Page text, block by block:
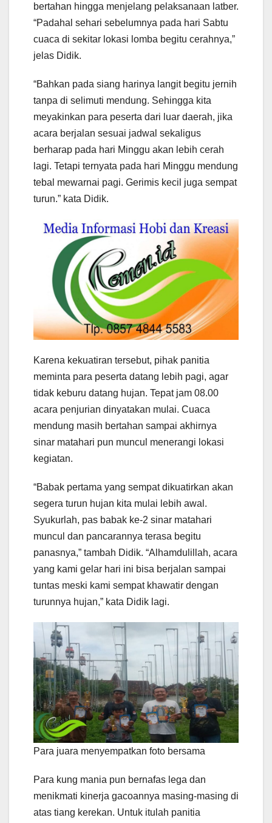
bertahan hingga menjelang pelaksanaan latber.
“Padahal sehari sebelumnya pada hari Sabtu
cuaca di sekitar lokasi lomba begitu cerahnya,”
jelas Didik.
“Bahkan pada siang harinya langit begitu jernih
tanpa di selimuti mendung. Sehingga kita
meyakinkan para peserta dari luar daerah, jika
acara berjalan sesuai jadwal sekaligus
berharap pada hari Minggu akan lebih cerah
lagi. Tetapi ternyata pada hari Minggu mendung
tebal mewarnai pagi. Gerimis kecil juga sempat
turun.” kata Didik.
Karena kekuatiran tersebut, pihak panitia
meminta para peserta datang lebih pagi, agar
tidak keburu datang hujan. Tepat jam 08.00
acara penjurian dinyatakan mulai. Cuaca
mendung masih bertahan sampai akhirnya
sinar matahari pun muncul menerangi lokasi
kegiatan.
“Babak pertama yang sempat dikuatirkan akan
segera turun hujan kita mulai lebih awal.
Syukurlah, pas babak ke-2 sinar matahari
muncul dan pancarannya terasa begitu
panasnya,” tambah Didik. “Alhamdulillah, acara
yang kami gelar hari ini bisa berjalan sampai
tuntas meski kami sempat khawatir dengan
turunnya hujan,” kata Didik lagi.
Para juara menyempatkan foto bersama
Para kung mania pun bernafas lega dan
menikmati kinerja gacoannya masing-masing di
atas tiang kerekan. Untuk itulah panitia